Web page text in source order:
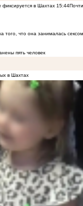
фиксируется в Шахтах 15:44
что она занималась
пять человек
в Шахтах